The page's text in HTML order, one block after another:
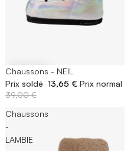
-65%
Chaussons - NEIL
Prix soldé 13,65 € Prix normal
39,00 €
Chaussons
-
LAMBIE